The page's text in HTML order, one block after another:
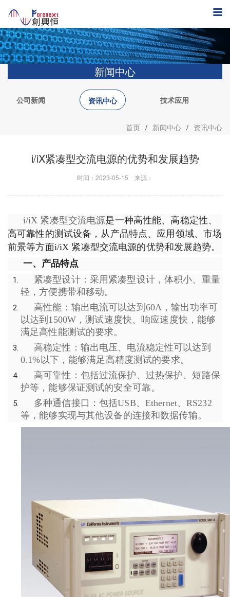
新闻中心
公司新闻 资讯中心 技术应用
首页 / 新闻中心 / 资讯中心
i/iX紧凑型交流电源的优势和发展趋势
时间：2023-05-15 来源：
i/iX 紧凑型交流电源是一种高性能、高稳定性、
高可靠性的测试设备，从产品特点、应用领域、市场
前景等方面i/iX 紧凑型交流电源的优势和发展趋势。
一、产品特点
紧凑型设计：采用紧凑型设计，体积小、重量
轻，方便携带和移动。
高性能：输出电流可以达到60A，输出功率可
以达到1500W，测试速度快、响应速度快，能够
满足高性能测试的要求。
高稳定性：输出电压、电流稳定性可以达到
0.1%以下，能够满足高精度测试的要求。
高可靠性：包括过流保护、过热保护、短路保
护等，能够保证测试的安全可靠。
多种通信接口：包括USB、Ethernet、RS232
等，能够实现与其他设备的连接和数据传输。